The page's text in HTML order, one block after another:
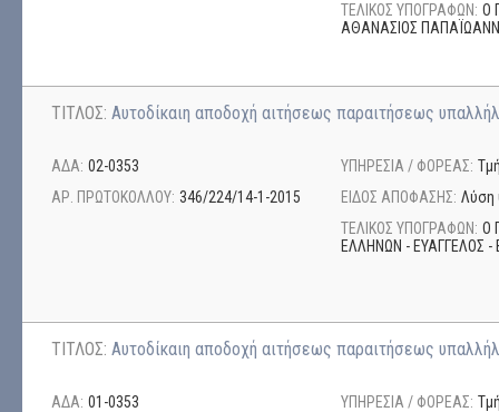
ΤΕΛΙΚΟΣ ΥΠΟΓΡΑΦΩΝ: Ο
ΑΘΑΝΑΣΙΟΣ
ΤΙΤΛΟΣ: Αυτοδίκαιη αποδοχή αιτήσεως παραιτήσεως
ΑΔΑ: 02-0353
ΑΡ. ΠΡΩΤΟΚΟΛΛΟΥ: 346/224/14-1-2015
ΥΠΗΡΕΣΙΑ / ΦΟΡΕΑΣ:
ΕΙΔΟΣ ΑΠΟΦΑΣΗΣ: Λύση
ΤΕΛΙΚΟΣ ΥΠΟΓΡΑΦΩΝ: Ο
ΕΛΛΗΝΩΝ - ΕΥΑΓΓΕΛΟΣ -
ΤΙΤΛΟΣ: Αυτοδίκαιη αποδοχή αιτήσεως παραιτήσεως
ΑΔΑ: 01-0353
ΥΠΗΡΕΣΙΑ / ΦΟΡΕΑΣ: